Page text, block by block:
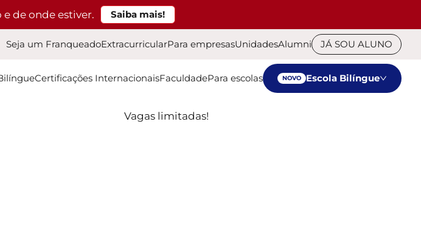
de onde estiver. Saiba mais!
Seja um FranqueadoExtracurricularPara empresasUnidadesAlumni JÁ SOU ALUNO
Certificações InternacionaisFaculdadePara escolas NOVO Escola Bilíngue
Vagas limitadas!